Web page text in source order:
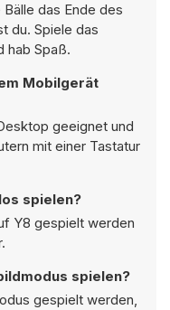
das Ende des
du. Spiele das
hab Spaß.
Mobilgerät
geeignet und
mit einer Tastatur
spielen?
Y8 gespielt werden
spielen?
gespielt werden,